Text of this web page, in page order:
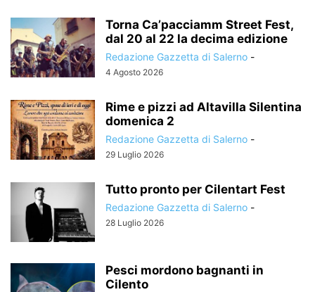
Torna Ca’pacciamm Street Fest,
dal 20 al 22 la decima edizione
Redazione Gazzetta di Salerno -
4 Agosto 2026
Rime e pizzi ad Altavilla Silentina
domenica 2
Redazione Gazzetta di Salerno -
29 Luglio 2026
Tutto pronto per Cilentart Fest
Redazione Gazzetta di Salerno -
28 Luglio 2026
Pesci mordono bagnanti in
Cilento